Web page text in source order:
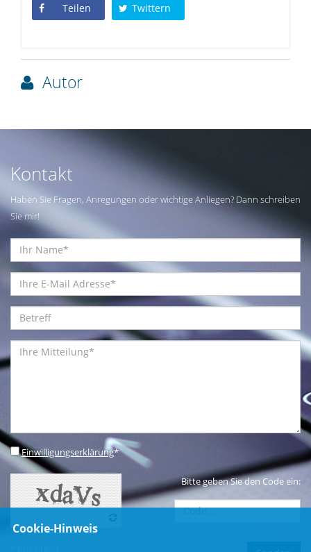
Teilen Twittern
Autor
Kontakt
Haben Sie Fragen, Anregungen oder wichtige Anliegen? Dann schreiben
Sie mir!
Einwilligungserklärung*
Bitte geben Sie den Code ein:
Cookie-Hinweis